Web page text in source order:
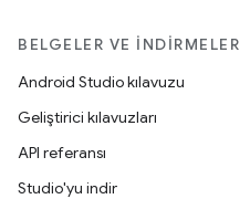
BELGELER VE İNDIRMELER
Android Studio kılavuzu
Geliştirici kılavuzları
API referansı
Studio'yu indir